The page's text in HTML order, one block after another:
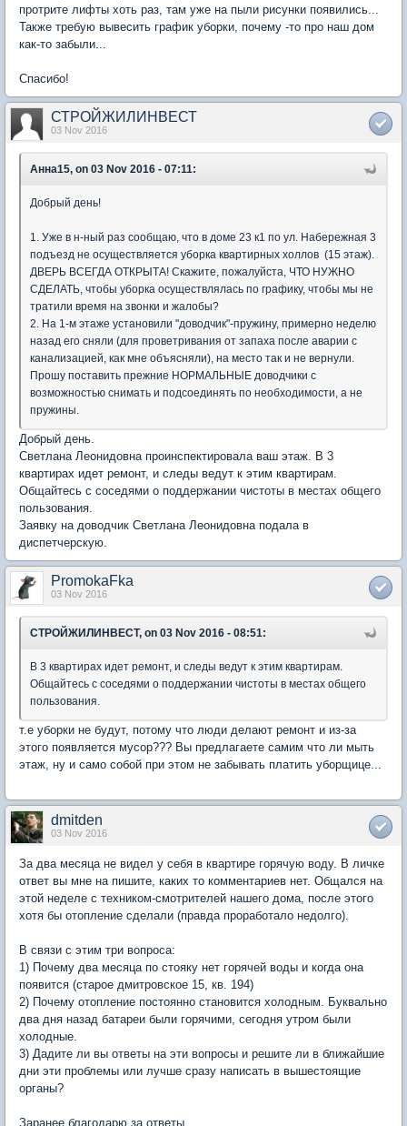
протрите лифты хоть раз, там уже на пыли рисунки появились...
Также требую вывесить график уборки, почему -то про наш дом
как-то забыли...
Спасибо!
СТРОЙЖИЛИНВЕСТ
03 Nov 2016
Анна15, on 03 Nov 2016 - 07:11:
Добрый день!
1. Уже в н-ный раз сообщаю, что в доме 23 к1 по ул. Набережная 3
подъезд не осуществляется уборка квартирных холлов (15 этаж).
ДВЕРЬ ВСЕГДА ОТКРЫТА! Скажите, пожалуйста, ЧТО НУЖНО
СДЕЛАТЬ, чтобы уборка осуществлялась по графику, чтобы мы не
тратили время на звонки и жалобы?
2. На 1-м этаже установили "доводчик"-пружину, примерно неделю
назад его сняли (для проветривания от запаха после аварии с
канализацией, как мне объясняли), на место так и не вернули.
Прошу поставить прежние НОРМАЛЬНЫЕ доводчики с
возможностью снимать и подсоединять по необходимости, а не
пружины.
Добрый день.
Светлана Леонидовна проинспектировала ваш этаж. В 3
квартирах идет ремонт, и следы ведут к этим квартирам.
Общайтесь с соседями о поддержании чистоты в местах общего
пользования.
Заявку на доводчик Светлана Леонидовна подала в
диспетчерскую.
PromokaFka
03 Nov 2016
СТРОЙЖИЛИНВЕСТ, on 03 Nov 2016 - 08:51:
В 3 квартирах идет ремонт, и следы ведут к этим квартирам.
Общайтесь с соседями о поддержании чистоты в местах общего
пользования.
т.е уборки не будут, потому что люди делают ремонт и из-за
этого появляется мусор??? Вы предлагаете самим что ли мыть
этаж, ну и само собой при этом не забывать платить уборщице...
dmitden
03 Nov 2016
За два месяца не видел у себя в квартире горячую воду. В личке
ответ вы мне на пишите, каких то комментариев нет. Общался на
этой неделе с техником-смотрителей нашего дома, после этого
хотя бы отопление сделали (правда проработало недолго).
В связи с этим три вопроса:
1) Почему два месяца по стояку нет горячей воды и когда она
появится (старое дмитровское 15, кв. 194)
2) Почему отопление постоянно становится холодным. Буквально
два дня назад батареи были горячими, сегодня утром были
холодные.
3) Дадите ли вы ответы на эти вопросы и решите ли в ближайшие
дни эти проблемы или лучше сразу написать в вышестоящие
органы?
Заранее благодарю за ответы.